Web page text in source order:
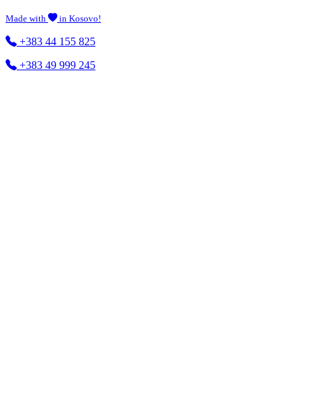
Made with in Kosovo!
+383 44 155 825
+383 49 999 245